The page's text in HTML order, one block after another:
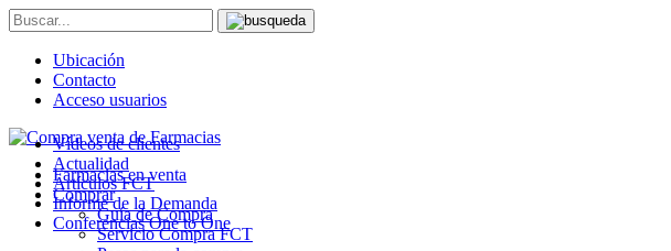
Ubicación
Contacto
Acceso usuarios
Farmacias en venta
Comprar
Guía de Compra
Servicio Compra FCT
Vídeos de clientes
Actualidad
Artículos FCT
Informe de la Demanda
Conferencias One to One